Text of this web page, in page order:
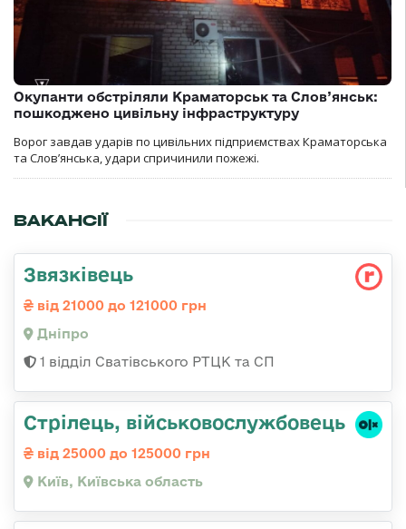
Окупанти обстріляли Краматорськ та Слов’янськ:
пошкоджено цивільну інфраструктуру
Ворог завдав ударів по цивільних підприємствах Краматорська
та Слов’янська, удари спричинили пожежі.
ВАКАНСІЇ
Звязківець
від 21000 до 121000 грн
Дніпро
1 відділ Сватівського РТЦК та СП
Стpілець, військовослужбовець
від 25000 до 125000 грн
Київ, Київська область